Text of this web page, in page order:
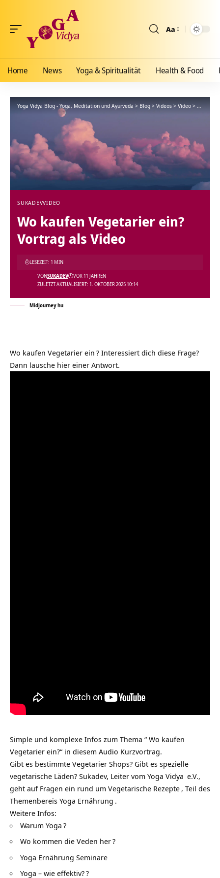
Aa
Home News Yoga & Spiritualität Health & Food
Yoga Vidya Blog - Yoga, Meditation und Ayurveda > Blog > Videos > Video > Wo
SUKADEVVIDEO
Wo kaufen Vegetarier ein?
Vortrag als Video
ZULETZT AKTUALISIERT: 1. OKTOBER 2025 10:14
VONSUKADEV VOR 11 JAHREN
LESEZEIT: 1 MIN
Midjourney hu
Wo kaufen Vegetarier ein ? Interessiert dich diese Frage?
Dann lausche hier einer Antwort.
Simple und komplexe Infos zum Thema “ Wo kaufen
Vegetarier ein?“ in diesem Audio Kurzvortrag.
Gibt es bestimmte Vegetarier Shops? Gibt es spezielle
vegetarische Läden? Sukadev, Leiter vom Yoga Vidya e.V.,
geht auf Fragen ein rund um Vegetarische Rezepte , Teil des
Themenbereis Yoga Ernährung .
Weitere Infos:
Warum Yoga ?
Wo kommen die Veden her?
Yoga Ernährung Seminare
Yoga – wie effektiv??